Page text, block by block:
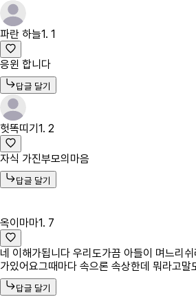
파란 하늘1. 1
응윈 합니다
답글 달기
헛똑띠기1. 2
자식 가진부모의마음
답글 달기
옥이마마1. 7
네 이해가됩니다 우리도가끔 아들이 며느리
가있어요그때마다 속으론 속상한데 뭐라고말
답글 달기